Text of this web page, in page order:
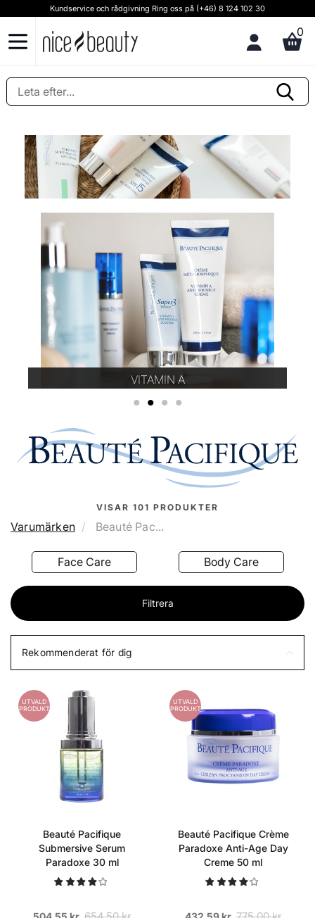
Kundservice och rådgivning Ring oss på (+46) 8 124 102 30
0
VITAMIN A
1 2 3 4
VISAR 101 PRODUKTER
Varumärken Beauté Pac...
Face Care Body Care
Filtrera
Rekommenderat för dig
UTVALD
PRODUKT
Beauté Pacifique
Submersive Serum
Paradoxe 30 ml
UTVALD
PRODUKT
Beauté Pacifique Crème
Paradoxe Anti-Age Day
Creme 50 ml